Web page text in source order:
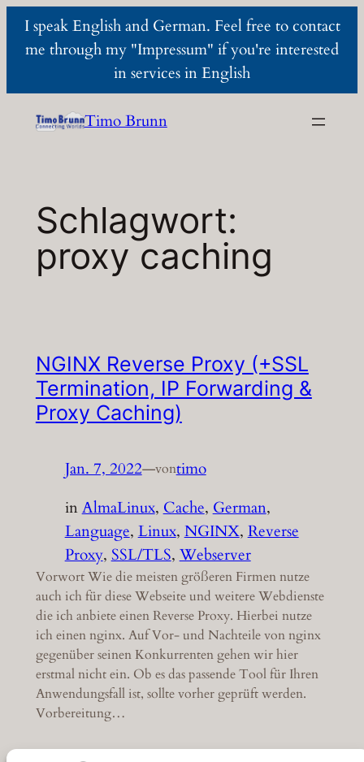
I speak English and German. Feel free to contact
me through my "Impressum" if you're interested
in services in English
Inhalt
Timo Brunn
Schlagwort:
proxy caching
NGINX Reverse Proxy (+SSL
Termination, IP Forwarding &
Proxy Caching)
Jan. 7, 2022—vontimo
inAlmaLinux, Cache, German
Language, Linux, NGINX, Reverse
Proxy, SSL/TLS, Webserver
Vorwort Wie die meisten größeren Firmen nutze
auch ich für diese Webseite und weitere Webdienste
die ich anbiete einen Reverse Proxy. Hierbei nutze
ich einen nginx. Auf Vor- und Nachteile von nginx
gegenüber seinen Konkurrenten gehen wir hier
erstmal nicht ein. Ob es das passende Tool für Ihren
Anwendungsfall ist, sollte vorher geprüft werden.
Vorbereitung…